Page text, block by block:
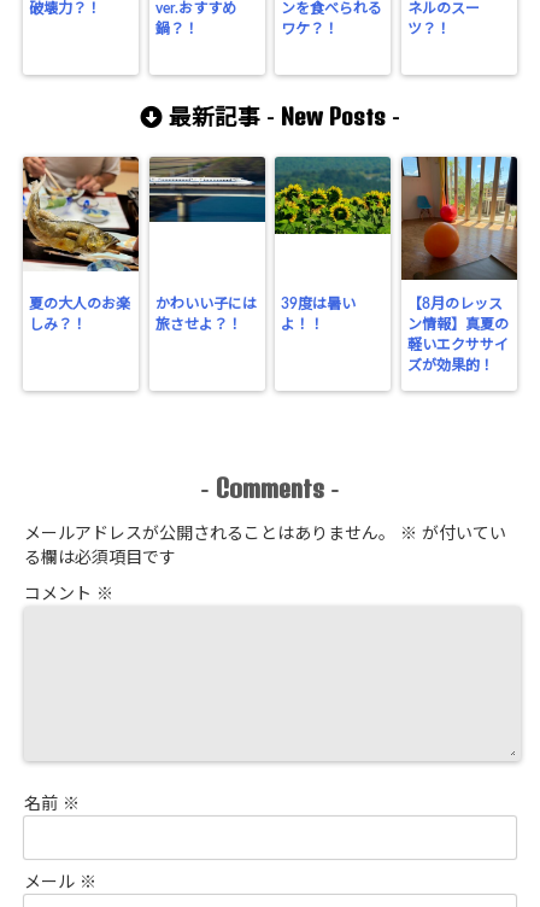
破壊力？！
ver.おすすめ
鍋？！
ンを食べられる
ワケ？！
ネルのスー
ツ？！
最新記事 - New Posts -
夏の大人のお楽
しみ？！
かわいい子には
旅させよ？！
39度は暑い
よ！！
【8月のレッス
ン情報】真夏の
軽いエクササイ
ズが効果的！
- Comments -
メールアドレスが公開されることはありません。 ※ が付いてい
る欄は必須項目です
コメント ※
名前 ※
メール ※